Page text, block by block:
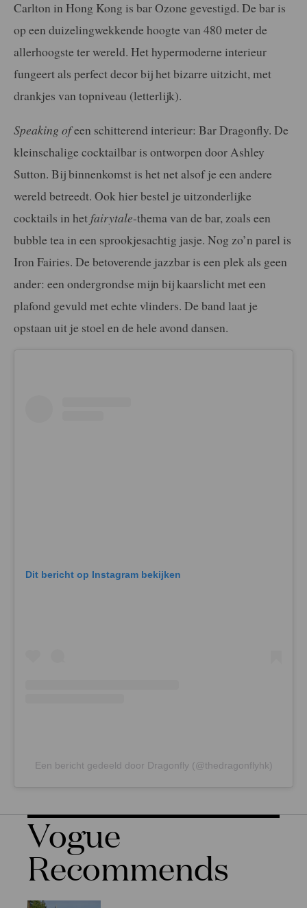
Carlton in Hong Kong is bar Ozone gevestigd. De bar is
op een duizelingwekkende hoogte van 480 meter de
allerhoogste ter wereld. Het hypermoderne interieur
fungeert als perfect decor bij het bizarre uitzicht, met
drankjes van topniveau (letterlijk).
Speaking ofeen schitterend interieur: Bar Dragonfly. De
kleinschalige cocktailbar is ontworpen door Ashley
Sutton. Bij binnenkomst is het net alsof je een andere
wereld betreedt. Ook hier bestel je uitzonderlijke
cocktails in het fairytale-thema van de bar, zoals een
bubble tea in een sprookjesachtig jasje. Nog zo’n parel is
Iron Fairies. De betoverende jazzbar is een plek als geen
ander: een ondergrondse mijn bij kaarslicht met een
plafond gevuld met echte vlinders. De band laat je
opstaan uit je stoel en de hele avond dansen.
Dit bericht op Instagram bekijken
Een bericht gedeeld door Dragonfly (@thedragonflyhk)
Vogue
Recommends